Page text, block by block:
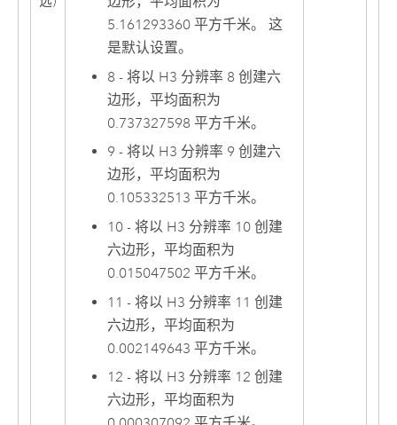
5.161293360 平方千米。 这
是默认设置。
8 - 将以 H3 分辨率 8 创建六
边形，平均面积为
0.737327598 平方千米。
9 - 将以 H3 分辨率 9 创建六
边形，平均面积为
0.105332513 平方千米。
10 - 将以 H3 分辨率 10 创建
六边形，平均面积为
0.015047502 平方千米。
11 - 将以 H3 分辨率 11 创建
六边形，平均面积为
0.002149643 平方千米。
12 - 将以 H3 分辨率 12 创建
六边形，平均面积为